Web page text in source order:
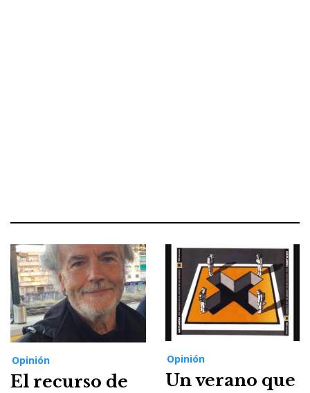
Opinión
El recurso de
Opinión
Un verano que